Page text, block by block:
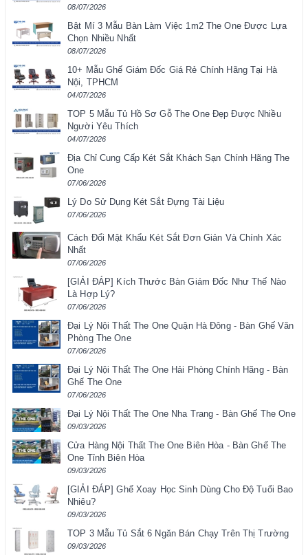
08/07/2026
Bật Mí 3 Mẫu Bàn Làm Việc 1m2 The One Được Lựa
Chọn Nhiều Nhất
08/07/2026
10+ Mẫu Ghế Giám Đốc Giá Rẻ Chính Hãng Tại Hà
Nội, TPHCM
04/07/2026
TOP 5 Mẫu Tủ Hồ Sơ Gỗ The One Đẹp Được Nhiều
Người Yêu Thích
04/07/2026
Địa Chỉ Cung Cấp Két Sắt Khách Sạn Chính Hãng The
One
07/06/2026
Lý Do Sử Dụng Két Sắt Đựng Tài Liệu
07/06/2026
Cách Đổi Mật Khẩu Két Sắt Đơn Giản Và Chính Xác
Nhất
07/06/2026
[GIẢI ĐÁP] Kích Thước Bàn Giám Đốc Như Thế Nào
Là Hợp Lý?
07/06/2026
Đại Lý Nội Thất The One Quận Hà Đông - Bàn Ghế Văn
Phòng The One
07/06/2026
Đại Lý Nội Thất The One Hải Phòng Chính Hãng - Bàn
Ghế The One
07/06/2026
Đại Lý Nội Thất The One Nha Trang - Bàn Ghế The One
09/03/2026
Cửa Hàng Nội Thất The One Biên Hòa - Bàn Ghế The
One Tỉnh Biên Hòa
09/03/2026
[GIẢI ĐÁP] Ghế Xoay Học Sinh Dùng Cho Độ Tuổi Bao
Nhiêu?
09/03/2026
TOP 3 Mẫu Tủ Sắt 6 Ngăn Bán Chạy Trên Thị Trường
09/03/2026